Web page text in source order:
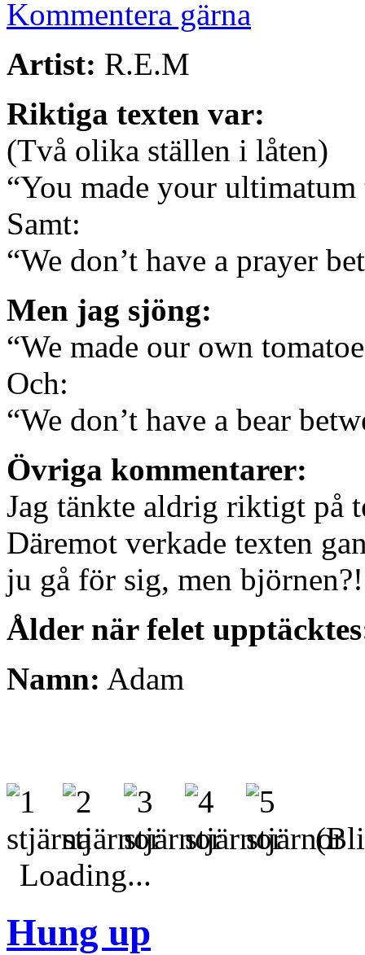
Kommentera gärna
Artist: R.E.M
Riktiga texten var:
(Två olika ställen i låten)
“You made your
Samt:
“We don’t have a prayer
Men jag sjöng:
“We made our own
Och:
“We don’t have a bear
Övriga kommentarer:
Jag tänkte aldrig riktigt på
Däremot verkade texten
ju gå för sig, men björnen?!
Ålder när felet
Namn: Adam
(Bli
Loading...
Hung up